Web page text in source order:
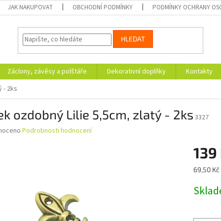
JAK NAKUPOVAT OBCHODNÍ PODMÍNKY PODMÍNKY OCHRANY
HLEDAT
Záclony, závěsy a polštáře Dekorativní doplňky
Kontakty
- 2ks
ozdobný Lilie 5,5cm, zlatý - 2ks 3327
Podrobnosti hodnocení
139
Měrná
69,50